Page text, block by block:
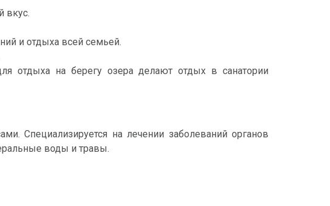
вкус.
и отдыха всей семьей.
отдыха на берегу озера делают отдых в санатории
Специализируется на лечении заболеваний органов
воды и травы.